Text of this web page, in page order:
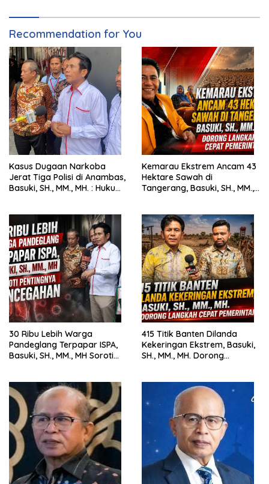
Recommendation for You
Kasus Dugaan Narkoba
Jerat Tiga Polisi di Anambas,
Basuki, SH., MM., MH. : Hukum
Kemarau Ekstrem Ancam 43
Hektare Sawah di
Tangerang, Basuki, SH., MM.,
30 Ribu Lebih Warga
Pandeglang Terpapar ISPA,
Basuki, SH., MM., MH Soroti
415 Titik Banten Dilanda
Kekeringan Ekstrem, Basuki,
SH., MM., MH. Dorong